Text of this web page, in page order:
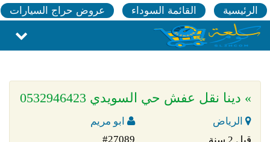
الرئيسية القائمة السوداء عروض حراج السيارات
» دينا نقل عفش حي السويدي 0532946423
الرياض
ابو مريم
#27089